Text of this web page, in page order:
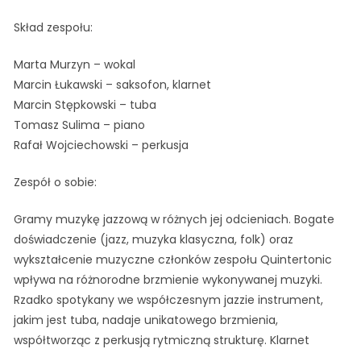
Skład zespołu:
Marta Murzyn – wokal
Marcin Łukawski – saksofon, klarnet
Marcin Stępkowski – tuba
Tomasz Sulima – piano
Rafał Wojciechowski – perkusja
Zespół o sobie:
Gramy muzykę jazzową w różnych jej odcieniach. Bogate
doświadczenie (jazz, muzyka klasyczna, folk) oraz
wykształcenie muzyczne członków zespołu Quintertonic
wpływa na różnorodne brzmienie wykonywanej muzyki.
Rzadko spotykany we współczesnym jazzie instrument,
jakim jest tuba, nadaje unikatowego brzmienia,
współtworząc z perkusją rytmiczną strukturę. Klarnet